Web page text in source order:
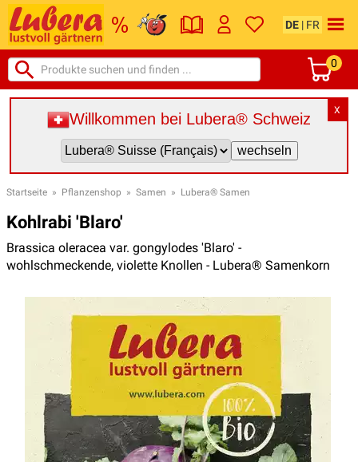
DE | FR
0
X
Willkommen bei Lubera® Schweiz
Startseite » Pflanzenshop » Samen » Lubera® Samen
Kohlrabi 'Blaro'
Brassica oleracea var. gongylodes 'Blaro' -
wohlschmeckende, violette Knollen - Lubera® Samenkorn